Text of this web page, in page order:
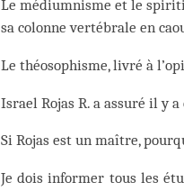
Le médiumnisme et le
sa colonne vertébrale en
Le théosophisme, livré à
Israel Rojas R. a assuré il y
Si Rojas est un maître,
Je dois informer tous les